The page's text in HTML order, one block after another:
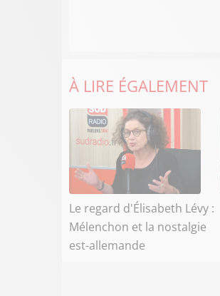
À LIRE ÉGALEMENT
Le regard d'Élisabeth Lévy :
Mélenchon et la nostalgie
est-allemande